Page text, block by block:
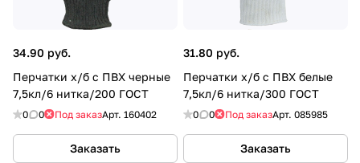
34.90 руб.
Перчатки х/б с ПВХ черные
7,5кл/6 нитка/200 ГОСТ
0 0 Под заказАрт. 160402
Заказать
31.80 руб.
Перчатки х/б с ПВХ белые
7,5кл/6 нитка/300 ГОСТ
0 0 Под заказАрт. 085985
Заказать